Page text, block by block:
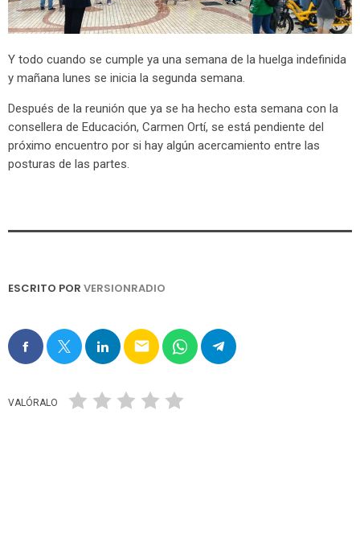
Y todo cuando se cumple ya una semana de la huelga indefinida
y mañana lunes se inicia la segunda semana.
Después de la reunión que ya se ha hecho esta semana con la
consellera de Educación, Carmen Ortí, se está pendiente del
próximo encuentro por si hay algún acercamiento entre las
posturas de las partes.
ESCRITO POR VERSIONRADIO
email
VALÓRALO